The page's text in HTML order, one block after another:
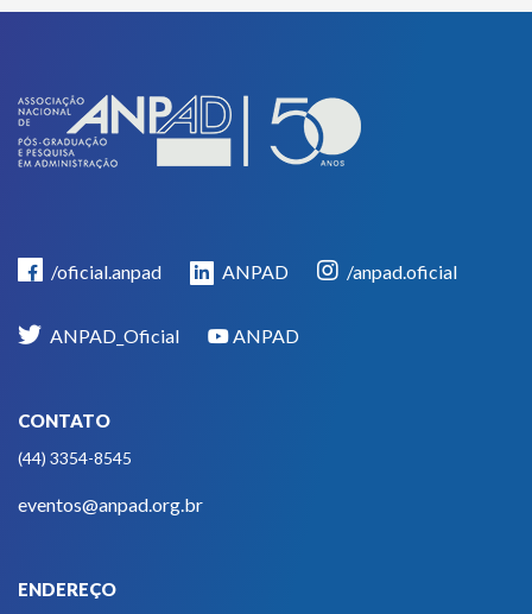
/oficial.anpad ANPAD /anpad.oficial
ANPAD_Oficial ANPAD
CONTATO
(44) 3354-8545
eventos@anpad.org.br
ENDEREÇO